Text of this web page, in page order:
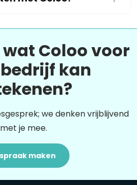
Coloo voor
kan
we denken vrijblijvend
met je mee.
maken